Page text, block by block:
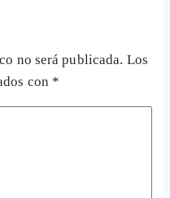
no será publicada. Los
con *